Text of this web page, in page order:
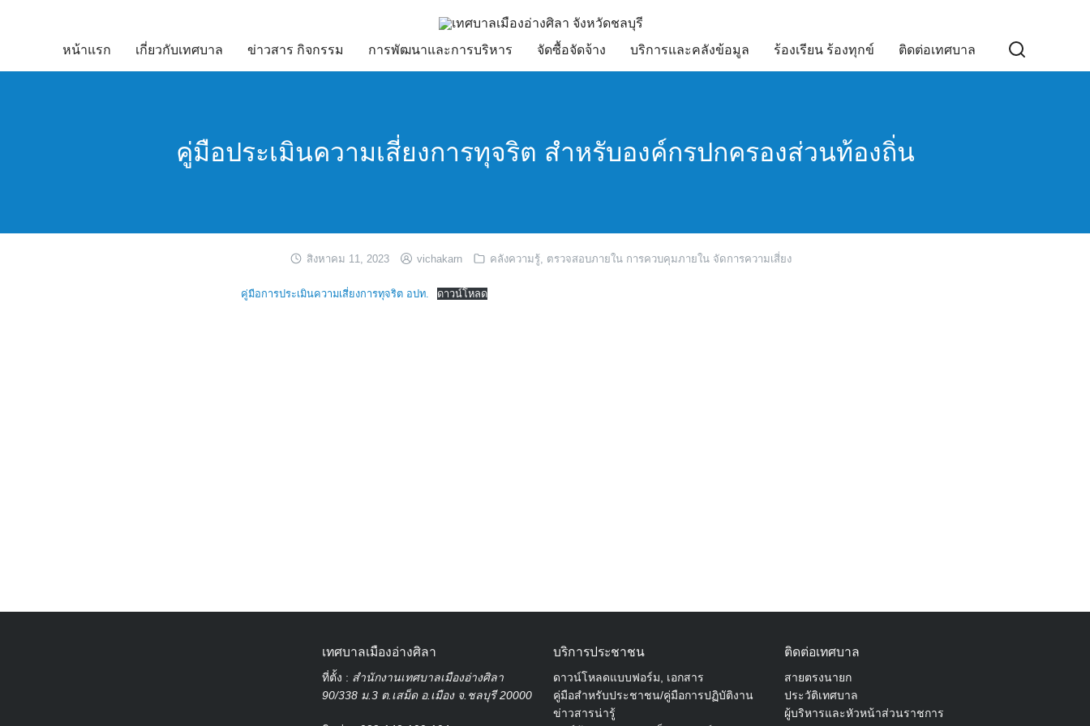
หน้าแรก เกี่ยวกับเทศบาล ข่าวสาร กิจกรรม การพัฒนาและการบริหาร จัดซื้อจัดจ้าง บริการและคลังข้อมูล ร้องเรียน ร้องทุกข์ ติดต่อเทศบาล
คู่มือประเมินความเสี่ยงการทุจริต สำหรับองค์กรปกครองส่วนท้องถิ่น
สิงหาคม 11, 2023 vichakarn คลังความรู้, ตรวจสอบภายใน การควบคุมภายใน จัดการความเสี่ยง
คู่มือการประเมินความเสี่ยงการทุจริต อปท. ดาวน์โหลด
เทศบาลเมืองอ่างศิลา
ที่ตั้ง : สำนักงานเทศบาลเมืองอ่างศิลา
90/338 ม.3 ต.เสม็ด อ.เมือง จ.ชลบุรี 20000
บริการประชาชน
ดาวน์โหลดแบบฟอร์ม, เอกสาร
คู่มือสำหรับประชาชน/คู่มือการปฏิบัติงาน
ข่าวสารน่ารู้
ติดต่อเทศบาล
สายตรงนายก
ประวัติเทศบาล
ผู้บริหารและหัวหน้าส่วนราชการ